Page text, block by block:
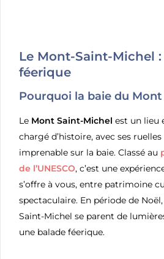
Le Mont-Saint-Michel
féerique
Pourquoi la baie du
Le Mont Saint-Michelest un lieu
chargé d’histoire, avec ses
imprenable sur la baie. Classé au
de l’UNESCO, c’est une
s’offre à vous, entre patrimoine
spectaculaire. En période de
Saint-Michel se parent de
une balade féerique.